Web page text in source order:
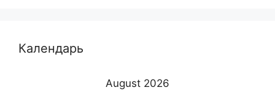
Календарь
August 2026